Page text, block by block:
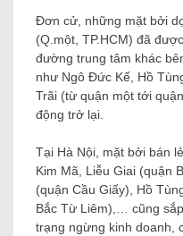
Đơn cử, những mặt bởi
(Q.một, TP.HCM) đã
đường trung tâm khác
như Ngô Đức Kế, Hồ
Trãi (từ quận một tới
động trở lại.
Tại Hà Nội, mặt bởi bán
Kim Mã, Liễu Giai (quận
(quận Cầu Giấy), Hồ
Bắc Từ Liêm),… cũng
trạng ngừng kinh doanh,